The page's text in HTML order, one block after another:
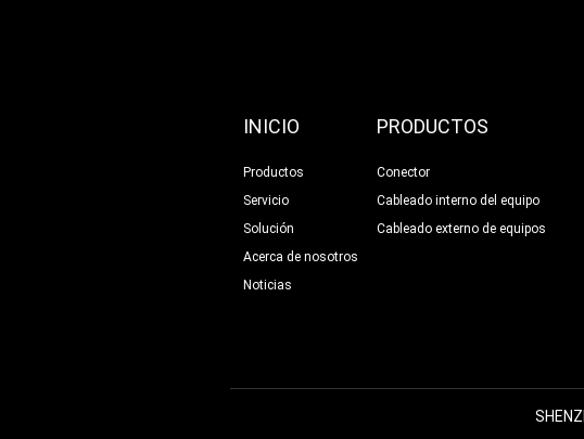
INICIO
Productos
Servicio
Solución
Acerca de nosotros
Noticias
PRODUCTOS
Conector
Cableado interno del equipo
Cableado externo de equipos